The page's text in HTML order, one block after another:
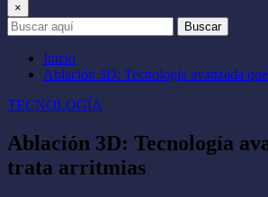
×
Buscar
Inicio
Ablación 3D: Tecnología avanzada
TECNOLOGÍA
Ablación 3D: Tecnología
trata arritmias